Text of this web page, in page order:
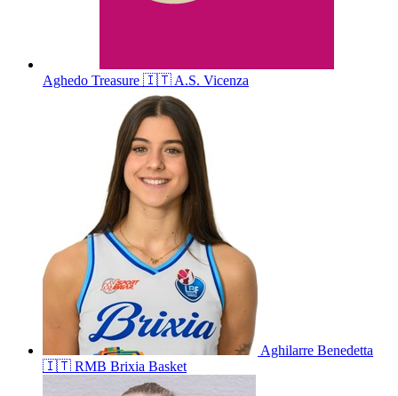
Aghedo Treasure 🇮🇹A.S. Vicenza
Aghilarre Benedetta
🇮🇹 RMB Brixia Basket